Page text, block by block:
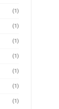
(1)
(1)
(1)
(1)
(1)
(1)
(1)